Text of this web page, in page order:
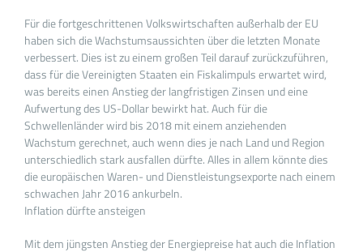
Für die fortgeschrittenen Volkswirtschaften außerhalb der EU
haben sich die Wachstumsaussichten über die letzten Monate
verbessert. Dies ist zu einem großen Teil darauf zurückzuführen,
dass für die Vereinigten Staaten ein Fiskalimpuls erwartet wird,
was bereits einen Anstieg der langfristigen Zinsen und eine
Aufwertung des US-Dollar bewirkt hat. Auch für die
Schwellenländer wird bis 2018 mit einem anziehenden
Wachstum gerechnet, auch wenn dies je nach Land und Region
unterschiedlich stark ausfallen dürfte. Alles in allem könnte dies
die europäischen Waren- und Dienstleistungsexporte nach einem
schwachen Jahr 2016 ankurbeln.
Inflation dürfte ansteigen
Mit dem jüngsten Anstieg der Energiepreise hat auch die Inflation